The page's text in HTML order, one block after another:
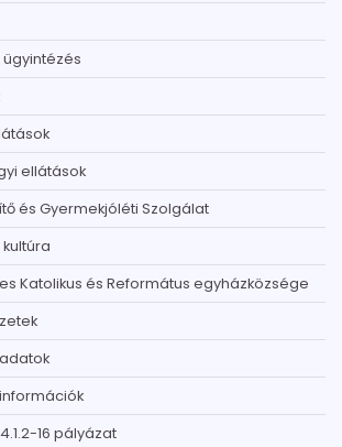
ügyintézés
ellátások
és Gyermekjóléti Szolgálat
Katolikus és Református egyházközsége
16 pályázat